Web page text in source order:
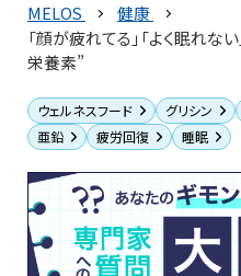
MELOS
健康
「顔が疲れてる」「よく眠れ
栄養素”
ウェルネスフード グリシン
亜鉛
疲労回復 睡眠